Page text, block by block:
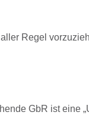
Regel
GbR ist eine